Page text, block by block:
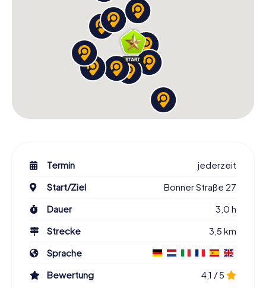
Termin
jederzeit
Start/Ziel
Bonner Straße 27
Dauer
3,0 h
Strecke
3,5 km
Sprache
Bewertung
4,1 / 5